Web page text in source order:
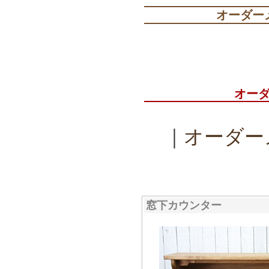
オーダー
オー
オーダ
窓下カウンター